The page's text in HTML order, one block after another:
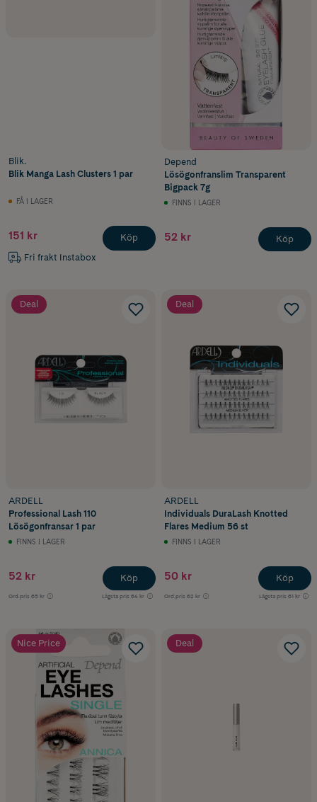
Blik.
Blik Manga Lash Clusters 1 par
FÅ I LAGER
151 kr
Fri frakt Instabox
Köp
Depend
Lösögonfranslim Transparent
Bigpack 7g
FINNS I LAGER
52 kr Köp
Deal
ARDELL
Professional Lash 110
Lösögonfransar 1 par
FINNS I LAGER
52 kr
Ord.pris 65 kr Lägsta pris 64 kr
Köp
Deal
ARDELL
Individuals DuraLash Knotted
Flares Medium 56 st
FINNS I LAGER
50 kr
Ord.pris 62 kr Lägsta pris 61 kr
Köp
Nice Price Deal